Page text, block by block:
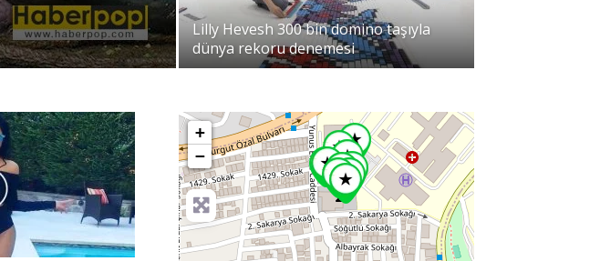
Lilly Hevesh 300 bin domino taşıyla
dünya rekoru denemesi
+
−